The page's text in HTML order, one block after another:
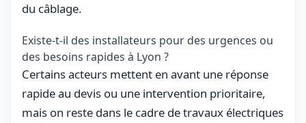
du câblage.
Existe-t-il des installateurs pour des urgences ou
des besoins rapides à Lyon ?
Certains acteurs mettent en avant une réponse
rapide au devis ou une intervention prioritaire,
mais on reste dans le cadre de travaux électriques